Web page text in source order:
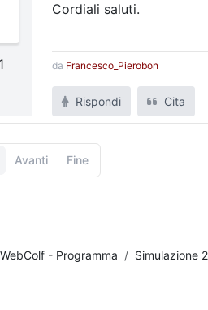
Cordiali saluti.
da Francesco_Pierobon
Rispondi Cita
Avanti Fine
WebColf - Programma Simulazione